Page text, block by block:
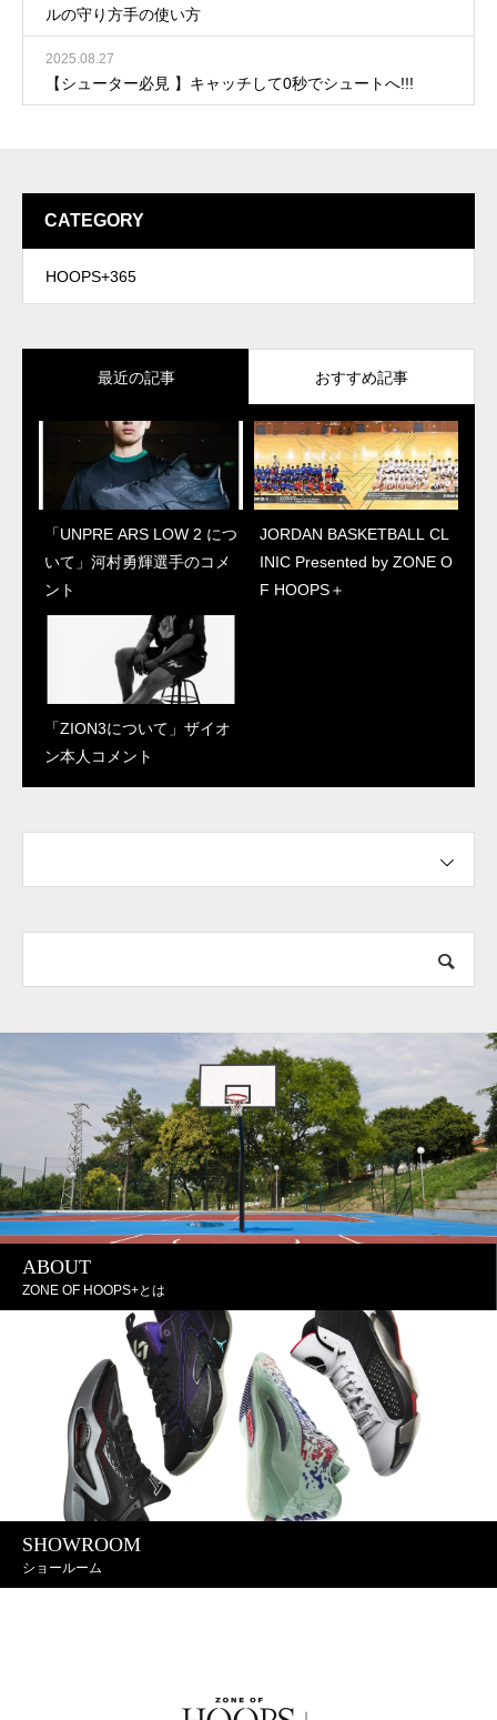
ルの守り方手の使い方
2025.08.27
【シューター必見 】キャッチして0秒でシュートへ!!!
CATEGORY
HOOPS+365
最近の記事 おすすめ記事
「UNPRE ARS LOW 2 につ
いて」河村勇輝選手のコメ
ント
JORDAN BASKETBALL CL
INIC Presented by ZONE O
F HOOPS＋
「ZION3について」ザイオ
ン本人コメント
“ジェイソン・テイタム初の
シグネチャーシューズ”
「テイタム 1について」本
人コメント
「ZION3について」ザイオ
ン本人コメント
JORDAN BASKETBALL CL
INIC Presented by ZONE O
F HOOPS＋
ABOUT
ZONE OF HOOPS+とは
SHOWROOM
ショールーム